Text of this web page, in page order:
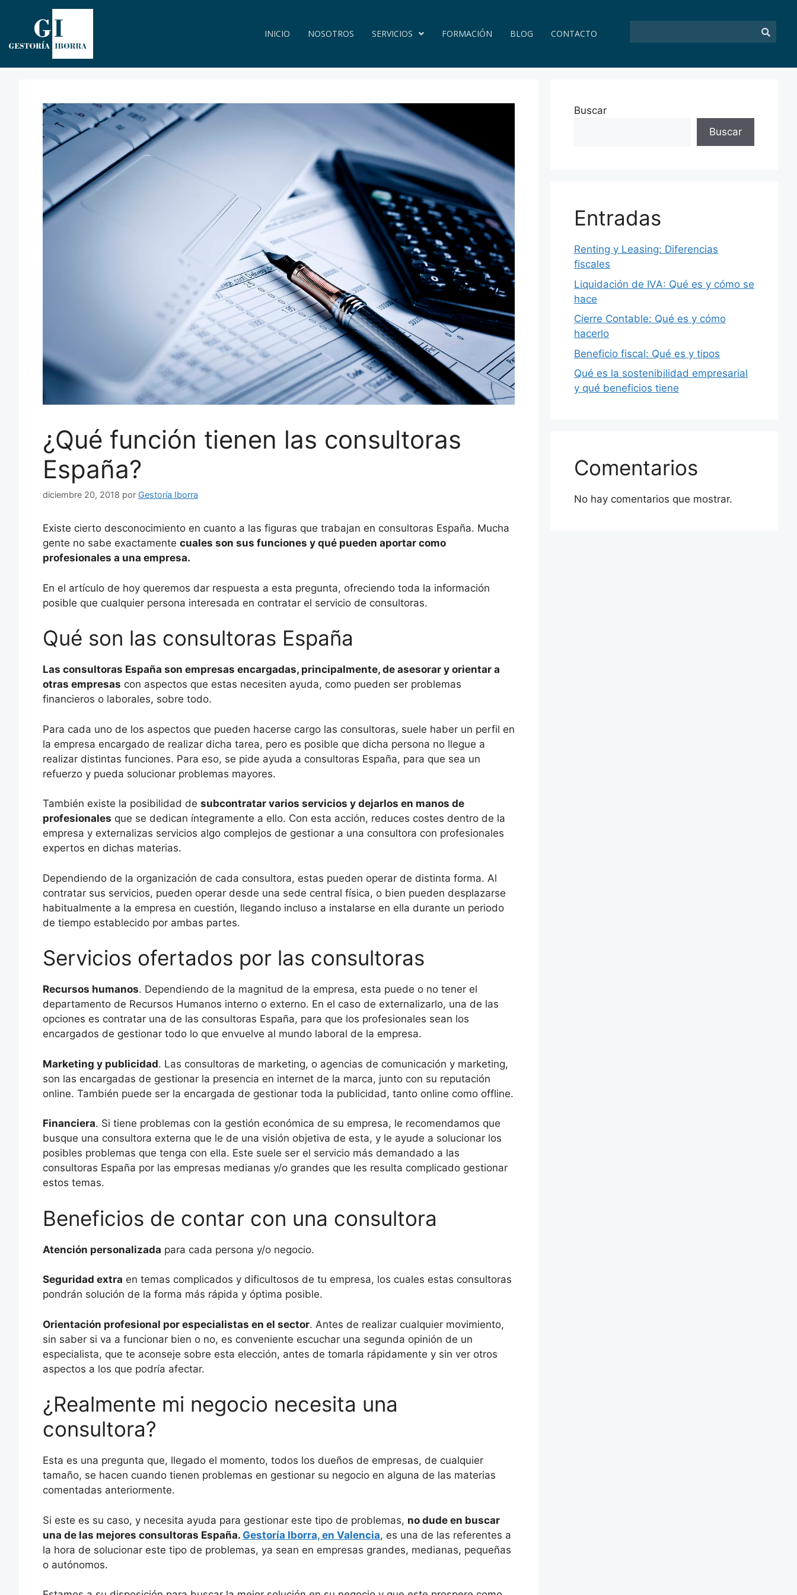
INICIO NOSOTROS SERVICIOS FORMACIÓN BLOG CONTACTO
¿Qué función tienen las consultoras
España?
diciembre 20, 2018 por Gestoría Iborra
Existe cierto desconocimiento en cuanto a las figuras que trabajan en consultoras España. Mucha
gente no sabe exactamente cuales son sus funciones y qué pueden aportar como
profesionales a una empresa.
En el artículo de hoy queremos dar respuesta a esta pregunta, ofreciendo toda la información
posible que cualquier persona interesada en contratar el servicio de consultoras.
Qué son las consultoras España
Las consultoras España son empresas encargadas, principalmente, de asesorar y orientar a
otras empresas con aspectos que estas necesiten ayuda, como pueden ser problemas
financieros o laborales, sobre todo.
Para cada uno de los aspectos que pueden hacerse cargo las consultoras, suele haber un perfil en
la empresa encargado de realizar dicha tarea, pero es posible que dicha persona no llegue a
realizar distintas funciones. Para eso, se pide ayuda a consultoras España, para que sea un
refuerzo y pueda solucionar problemas mayores.
También existe la posibilidad de subcontratar varios servicios y dejarlos en manos de
profesionales que se dedican íntegramente a ello. Con esta acción, reduces costes dentro de la
empresa y externalizas servicios algo complejos de gestionar a una consultora con profesionales
expertos en dichas materias.
Dependiendo de la organización de cada consultora, estas pueden operar de distinta forma. Al
contratar sus servicios, pueden operar desde una sede central física, o bien pueden desplazarse
habitualmente a la empresa en cuestión, llegando incluso a instalarse en ella durante un periodo
de tiempo establecido por ambas partes.
Servicios ofertados por las consultoras
Recursos humanos. Dependiendo de la magnitud de la empresa, esta puede o no tener el
departamento de Recursos Humanos interno o externo. En el caso de externalizarlo, una de las
opciones es contratar una de las consultoras España, para que los profesionales sean los
encargados de gestionar todo lo que envuelve al mundo laboral de la empresa.
Marketing y publicidad. Las consultoras de marketing, o agencias de comunicación y marketing,
son las encargadas de gestionar la presencia en internet de la marca, junto con su reputación
online. También puede ser la encargada de gestionar toda la publicidad, tanto online como offline.
Financiera. Si tiene problemas con la gestión económica de su empresa, le recomendamos que
busque una consultora externa que le de una visión objetiva de esta, y le ayude a solucionar los
posibles problemas que tenga con ella. Este suele ser el servicio más demandado a las
consultoras España por las empresas medianas y/o grandes que les resulta complicado gestionar
estos temas.
Beneficios de contar con una consultora
Atención personalizada para cada persona y/o negocio.
Seguridad extra en temas complicados y dificultosos de tu empresa, los cuales estas consultoras
pondrán solución de la forma más rápida y óptima posible.
Orientación profesional por especialistas en el sector. Antes de realizar cualquier movimiento,
sin saber si va a funcionar bien o no, es conveniente escuchar una segunda opinión de un
especialista, que te aconseje sobre esta elección, antes de tomarla rápidamente y sin ver otros
aspectos a los que podría afectar.
¿Realmente mi negocio necesita una
consultora?
Esta es una pregunta que, llegado el momento, todos los dueños de empresas, de cualquier
tamaño, se hacen cuando tienen problemas en gestionar su negocio en alguna de las materias
comentadas anteriormente.
Si este es su caso, y necesita ayuda para gestionar este tipo de problemas, no dude en buscar
una de las mejores consultoras España. Gestoría Iborra, en Valencia, es una de las referentes a
la hora de solucionar este tipo de problemas, ya sean en empresas grandes, medianas, pequeñas
o autónomos.
Buscar
Buscar
Entradas
Renting y Leasing: Diferencias
fiscales
Liquidación de IVA: Qué es y cómo se
hace
Cierre Contable: Qué es y cómo
hacerlo
Beneficio fiscal: Qué es y tipos
Qué es la sostenibilidad empresarial
y qué beneficios tiene
Comentarios
No hay comentarios que mostrar.